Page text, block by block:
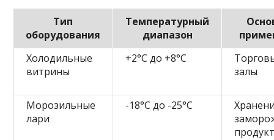
Тип
оборудования
Температурный
диапазон
Холодильные
витрины
+2°C до +8°C
залы
Морозильные
лари
-18°C до -25°C